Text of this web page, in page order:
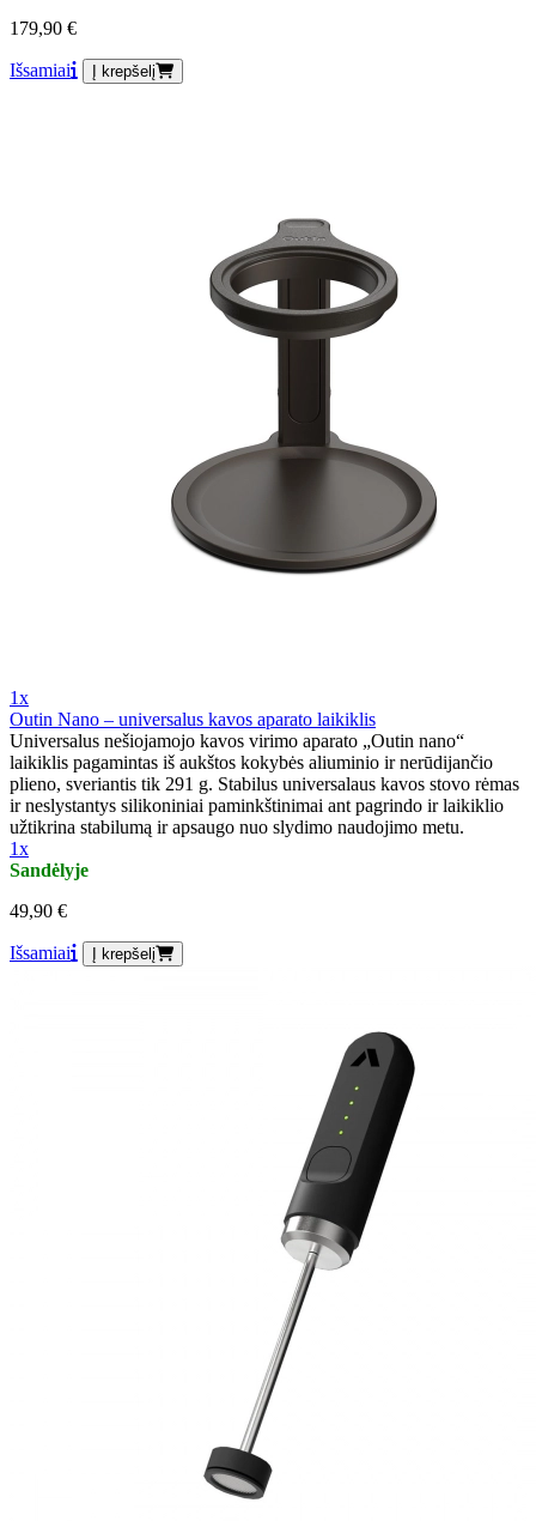
179,90 €
Išsamiai Į krepšelį
1x
Outin Nano – universalus kavos aparato laikiklis
Universalus nešiojamojo kavos virimo aparato „Outin nano“
laikiklis pagamintas iš aukštos kokybės aliuminio ir nerūdijančio
plieno, sveriantis tik 291 g. Stabilus universalaus kavos stovo rėmas
ir neslystantys silikoniniai paminkštinimai ant pagrindo ir laikiklio
užtikrina stabilumą ir apsaugo nuo slydimo naudojimo metu.
1x
Sandėlyje
49,90 €
Išsamiai Į krepšelį